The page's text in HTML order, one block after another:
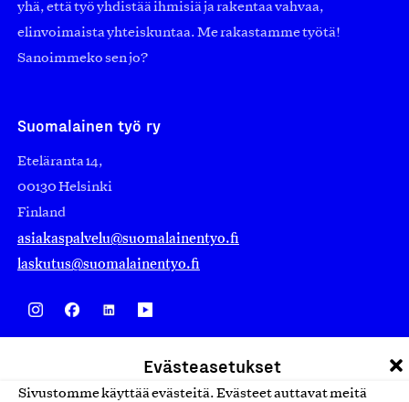
Evästeasetukset
Sivustomme käyttää evästeitä. Evästeet auttavat meitä
yhä, että työ yhdistää ihmisiä ja rakentaa vahvaa,
elinvoimaista yhteiskuntaa. Me rakastamme työtä!
Sanoimmeko sen jo?
Suomalainen työ ry
Eteläranta 14,
00130 Helsinki
Finland
asiakaspalvelu@suomalainentyo.fi
laskutus@suomalainentyo.fi